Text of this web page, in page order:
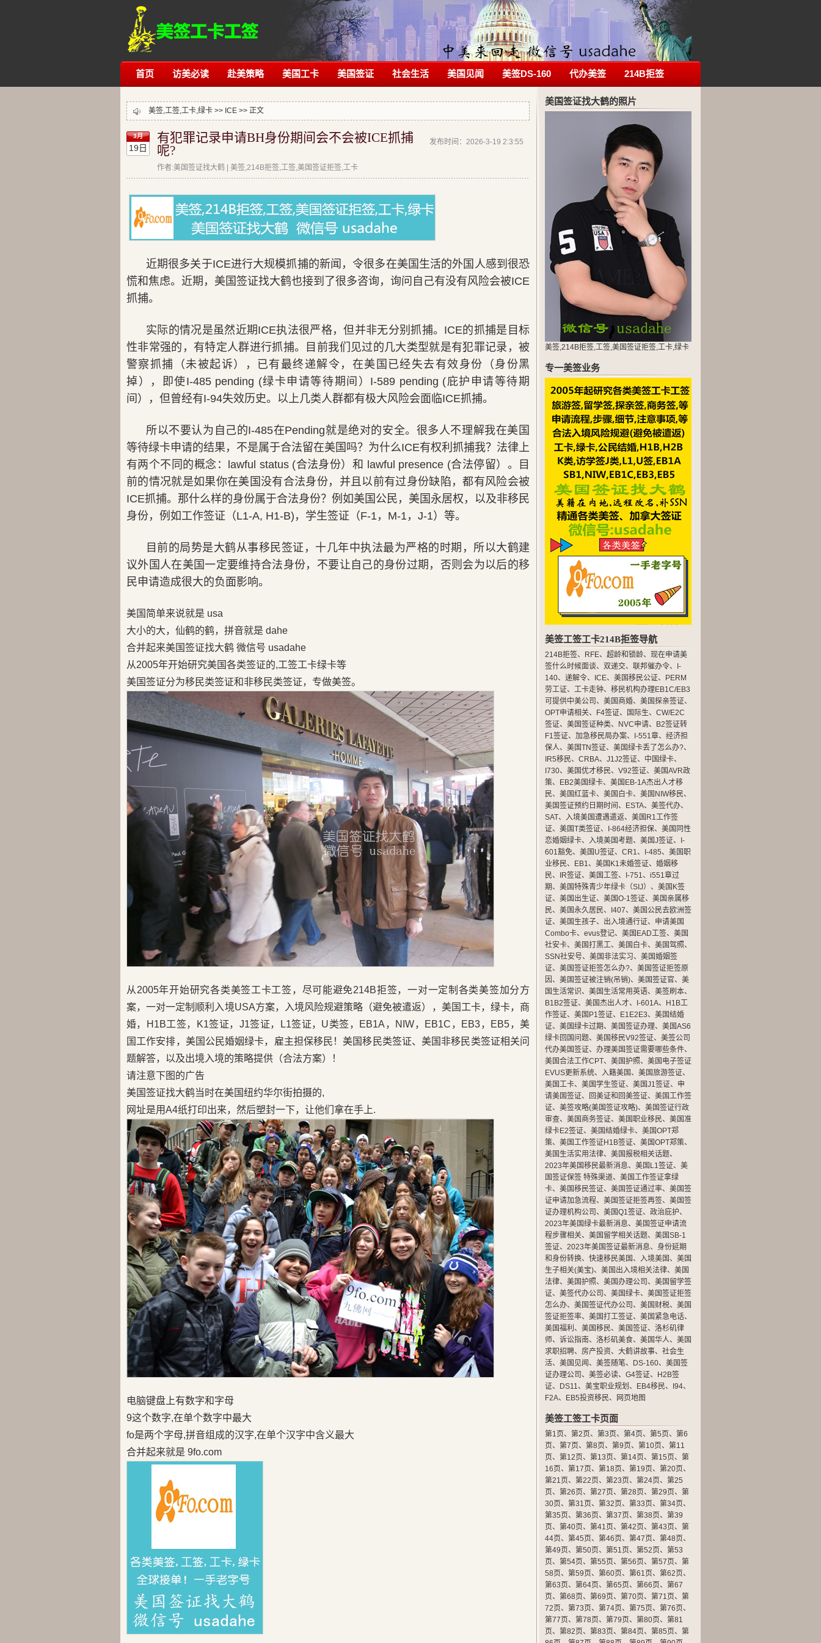
首页 访美必读 赴美策略 美国工卡 美国签证 社会生活 美国见闻 美签DS-160 代办美签 214B拒签
美签,工签,工卡,绿卡 >> ICE >> 正文
3月
19日
发布时间：2026-3-19 2:3:55
有犯罪记录申请BH身份期间会不会被ICE抓捕
呢?
作者:美国签证找大鹤 | 美签,214B拒签,工签,美国签证拒签,工卡
近期很多关于ICE进行大规模抓捕的新闻，令很多在美国生活的外国人感到很恐
慌和焦虑。近期，美国签证找大鹤也接到了很多咨询，询问自己有没有风险会被ICE
抓捕。
实际的情况是虽然近期ICE执法很严格，但并非无分别抓捕。ICE的抓捕是目标
性非常强的，有特定人群进行抓捕。目前我们见过的几大类型就是有犯罪记录，被
警察抓捕（未被起诉），已有最终递解令，在美国已经失去有效身份（身份黑
掉），即使I-485 pending (绿卡申请等待期间）I-589 pending (庇护申请等待期
间），但曾经有I-94失效历史。以上几类人群都有极大风险会面临ICE抓捕。
所以不要认为自己的I-485在Pending就是绝对的安全。很多人不理解我在美国
等待绿卡申请的结果，不是属于合法留在美国吗？为什么ICE有权利抓捕我？法律上
有两个不同的概念：lawful status (合法身份）和 lawful presence (合法停留）。目
前的情况就是如果你在美国没有合法身份，并且以前有过身份缺陷，都有风险会被
ICE抓捕。那什么样的身份属于合法身份？例如美国公民，美国永居权，以及非移民
身份，例如工作签证（L1-A, H1-B)，学生签证（F-1，M-1，J-1）等。
目前的局势是大鹤从事移民签证，十几年中执法最为严格的时期，所以大鹤建
议外国人在美国一定要维持合法身份，不要让自己的身份过期，否则会为以后的移
民申请造成很大的负面影响。
美国简单来说就是 usa
大小的大，仙鹤的鹤，拼音就是 dahe
合并起来美国签证找大鹤 微信号 usadahe
从2005年开始研究美国各类签证的,工签工卡绿卡等
美国签证分为移民类签证和非移民类签证，专做美签。
从2005年开始研究各类美签工卡工签，尽可能避免214B拒签，一对一定制各类美签加分方
案，一对一定制顺利入境USA方案，入境风险规避策略（避免被遣返），美国工卡，绿卡，商
婚，H1B工签，K1签证，J1签证，L1签证，U类签，EB1A，NIW，EB1C，EB3，EB5，美
国工作安排，美国公民婚姻绿卡，雇主担保移民！美国移民类签证、美国非移民类签证相关问
题解答，以及出境入境的策略提供（合法方案）！
请注意下图的广告
美国签证找大鹤当时在美国纽约华尔街拍摄的,
网址是用A4纸打印出来，然后塑封一下，让他们拿在手上.
电脑键盘上有数字和字母
9这个数字,在单个数字中最大
fo是两个字母,拼音组成的汉字,在单个汉字中含义最大
合并起来就是 9fo.com
美国签证找大鹤的照片
美签,214B拒签,工签,美国签证拒签,工卡,绿卡
专一美签业务
美签工签工卡214B拒签导航
214B拒签、 RFE、 超龄和锁龄、 现在申请美
签什么时候面谈、 双递交、 联邦催办令、
I-
140、 递解令、 ICE、 美国移民公证、
PERM
劳工证、 工卡走钟、 移民机构办理EB1C/EB3
可提供中美公司 、 美国商婚、 美国探亲签证、
OPT申请相关、 F4签证、 国际生、 CW/E2C
签证、 美国签证种类、 NVC申请、
B2签证转
F1签证、 加急移民局办案、 I-551章、 经济担
保人、 美国TN签证、 美国绿卡丢了怎么办?、
IR5移民、 CRBA、 J1J2签证、 中国绿卡、
I730、 美国优才移民、 V92签证、 美国AVR政
策、 EB2美国绿卡、 美国EB-1A杰出人才移
民、 美国红蓝卡、 美国白卡、 美国NIW移民、
美国签证预约日期时间 、 ESTA、 美签代办、
SAT、 入境美国遭遇遣返、 美国R1工作签
证、 美国T类签证、 I-864经济担保、 美国同性
恋婚姻绿卡、 入境美国考题、 美国J签证、
I-
601豁免、 美国U签证、 CR1、 I-485、 美国职
业移民、 EB1、 美国K1未婚签证、 婚姻移
民、 IR签证、 美国工签、 I-751、 i551章过
期、 美国特殊青少年绿卡（SIJ） 、 美国K签
证、 美国出生证、 美国O-1签证、 美国亲属移
民、 美国永久居民、 I407、 美国公民去欧洲签
证、 美国生孩子、 出入境通行证、 申请美国
Combo卡、 evus登记、 美国EAD工签、 美国
社安卡、 美国打黑工、 美国白卡、 美国驾照、
SSN社安号、 美国非法实习、 美国婚姻签
证、 美国签证拒签怎么办?、 美国签证拒签原
因、 美国签证被注销(吊销)、 美国签证官、 美
国生活常识、 美国生活常用英语、 美签刷本、
B1B2签证、 美国杰出人才、 I-601A、
H1B工
作签证、 美国P1签证、 E1E2E3、 美国结婚
证、 美国绿卡过期、 美国签证办理、 美国AS6
绿卡回国问题、 美国移民V92签证、 美签公司
代办美国签证、 办理美国签证需要哪些条件、
美国合法工作CPT、 美国护照、 美国电子签证
EVUS更新系统、 入籍美国、 美国旅游签证、
美国工卡、 美国学生签证、 美国J1签证、 申
请美国签证、 回美证和回美签证、 美国工作签
证、 美签攻略(美国签证攻略)、 美国签证行政
审查、 美国商务签证、 美国职业移民、 美国准
绿卡E2签证、 美国结婚绿卡、 美国OPT郑
策、 美国工作签证H1B签证、 美国OPT郑策、
美国生活实用法律、 美国报税相关话题、
2023年美国移民最新消息、 美国L1签证、 美
国签证保签 特殊渠道、 美国工作签证拿绿
卡、 美国移民签证、 美国签证通过率、 美国签
证申请加急流程、 美国签证拒签再签、 美国签
证办理机构公司 、 美国Q1签证、 政治庇护、
2023年美国绿卡最新消息、 美国签证申请流
程步骤相关、 美国留学相关话题、 美国SB-1
签证、 2023年美国签证最新消息、 身份延期
和身份转换、 快速移民美国、 入境美国、 美国
生子相关(美宝)、 美国出入境相关法律、 美国
法律、 美国护照、 美国办理公司 、 美国留学签
证、 美签代办公司 、 美国绿卡、 美国签证拒签
怎么办、 美国签证代办公司 、 美国财税、 美国
签证拒签率、 美国打工签证、 美国紧急电话、
美国福利 、 美国移民、 美国签证、 洛杉矶律
师、 诉讼指南、 洛杉矶美食、 美国华人、 美国
求职招聘、 房产投资、 大鹤讲故事、 社会生
活、 美国见闻、 美签随笔、 DS-160、 美国签
证办理公司 、 美签必读、 G4签证、
H2B签
证、 DS11、 美宝职业规划 、 EB4移民、 I94、
F2A、 EB5投资移民、 网页地图
美签工签工卡页面
第1页、 第2页、 第3页、 第4页、 第5页、 第6
页、 第7页、 第8页、 第9页、 第10页、 第11
页、 第12页、 第13页、 第14页、 第15页、 第
16页、 第17页、 第18页、 第19页、 第20页、
第21页、 第22页、 第23页、 第24页、 第25
页、 第26页、 第27页、 第28页、 第29页、 第
30页、 第31页、 第32页、 第33页、 第34页、
第35页、 第36页、 第37页、 第38页、 第39
页、 第40页、 第41页、 第42页、 第43页、 第
44页、 第45页、 第46页、 第47页、 第48页、
第49页、 第50页、 第51页、 第52页、 第53
页、 第54页、 第55页、 第56页、 第57页、 第
58页、 第59页、 第60页、 第61页、 第62页、
第63页、 第64页、 第65页、 第66页、 第67
页、 第68页、 第69页、 第70页、 第71页、 第
72页、 第73页、 第74页、 第75页、 第76页、
第77页、 第78页、 第79页、 第80页、 第81
页、 第82页、 第83页、 第84页、 第85页、 第